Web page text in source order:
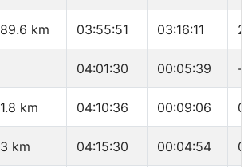
89.6 km 03:55:51 03:16:11
04:01:30 00:05:39 -
1.8 km 04:10:36 00:09:06
3 km 04:15:30 00:04:54